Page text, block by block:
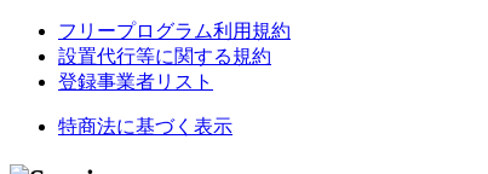
フリープログラム利用規約
設置代行等に関する規約
登録事業者リスト
特商法に基づく表示